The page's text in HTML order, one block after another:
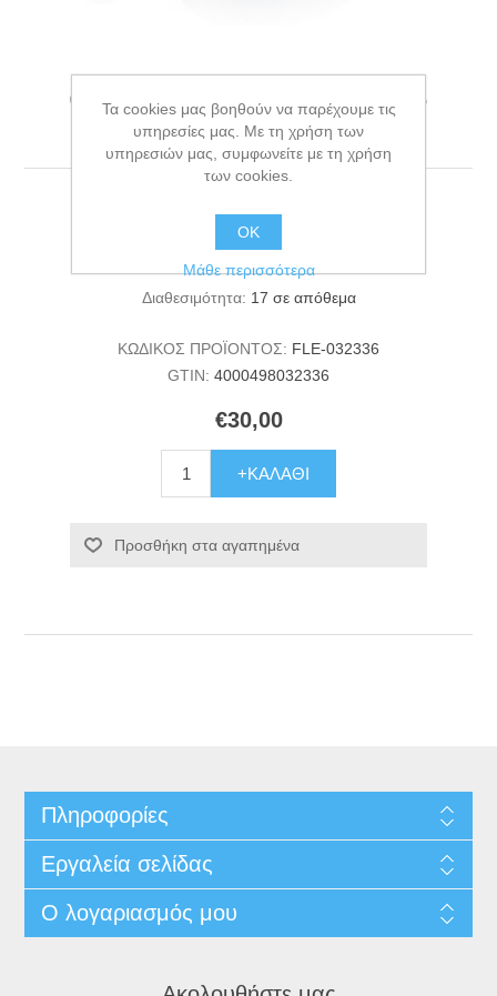
Classic L Tape 5 m olive
green EU
Διαθεσιμότητα: 17 σε απόθεμα
ΚΩΔΙΚΟΣ ΠΡΟΪΟΝΤΟΣ: FLE-032336
GTIN: 4000498032336
€30,00
+ΚΑΛΆΘΙ
Προσθήκη στα αγαπημένα
Πληροφορίες
Εργαλεία σελίδας
Ο λογαριασμός μου
Τα cookies μας βοηθούν να παρέχουμε τις
υπηρεσίες μας. Με τη χρήση των
υπηρεσιών μας, συμφωνείτε με τη χρήση
των cookies.
ΟΚ
Μάθε περισσότερα